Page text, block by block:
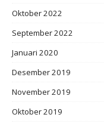
Oktober 2022
September 2022
Januari 2020
Desember 2019
November 2019
Oktober 2019